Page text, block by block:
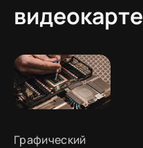
видеокарте
Графический